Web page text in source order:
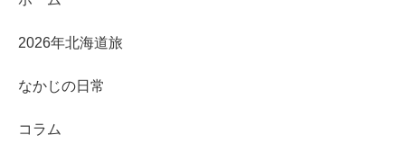
2026年北海道旅
なかじの日常
コラム